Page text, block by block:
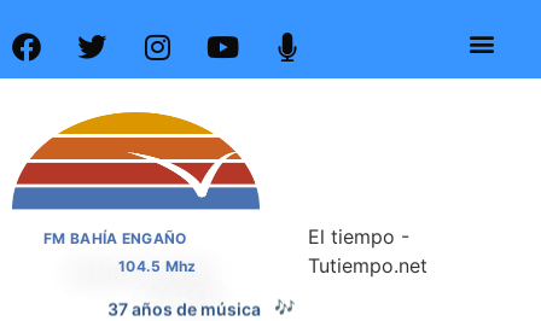
FM BAHÍA ENGAÑO
104.5 Mhz
37 años de noticias 📰
El tiempo -
Tutiempo.net